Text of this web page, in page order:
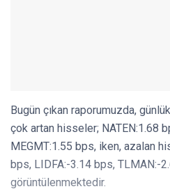
Bugün çıkan raporumuzda,
çok artan hisseler; NATEN:1.68
MEGMT:1.55 bps, iken, azalan
bps, LIDFA:-3.14 bps, TLMAN:-
görüntülenmektedir.